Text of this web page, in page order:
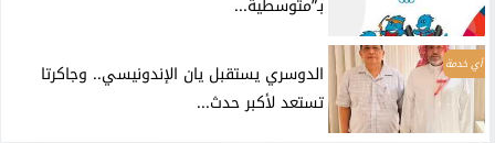
بـ”متوسطية...
أي خدمة
الدوسري يستقبل يان الإندونيسي.. وجاكرتا
تستعد لأكبر حدث...